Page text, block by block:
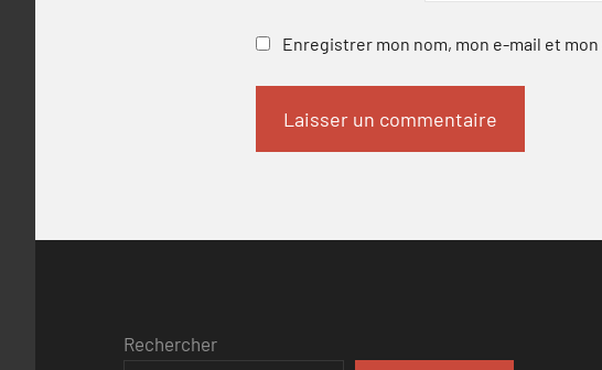
Enregistrer mon nom, mon e-mail et
Rechercher